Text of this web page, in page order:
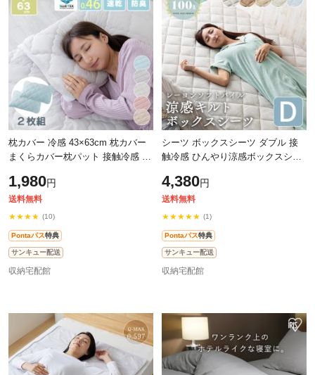
枕カバー 冷感 43×63cm 枕カバー
まくらカバー枕パット 接触冷感 抗
1,980円
送料無料
★★★★ (10)
Pontaパス特典
サンキュー配送
収納宅配館
シーツ ボックスシーツ ダブル 接
触冷感 ひんやり涼感ボックスシー
冷感 ベッドシーツ レーヨンパイル
涼感
4,380円
送料無料
★★★★★ (1)
Pontaパス特典
サンキュー配送
収納宅配館